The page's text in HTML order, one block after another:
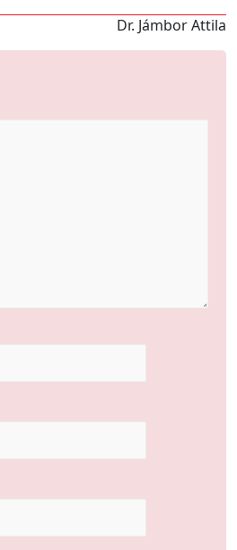
Dr. Jámbor Attila